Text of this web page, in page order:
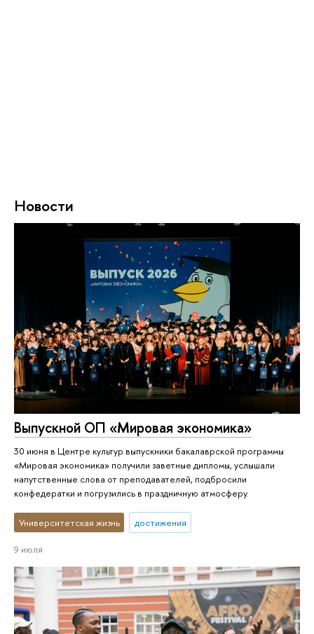
Новости
Выпускной ОП «Мировая экономика»
30 июня в Центре культур выпускники бакалаврской программы
«Мировая экономика» получили заветные дипломы, услышали
напутственные слова от преподавателей, подбросили
конфедератки и погрузились в праздничную атмосферу.
Университетская жизнь достижения
9 июля